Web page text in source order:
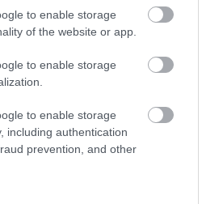
to enable storage
of the website or app.
to enable storage
to enable storage
including authentication
prevention, and other
más különleges látnivaló is
Santa Maria di Castellabate
hagyjuk ki Paestum lenyűgöző
a Cilentói Nemzeti Park
valamint Punta Licosa védett
ahol csendes öblök és jól
várnak a felfedezőkre.